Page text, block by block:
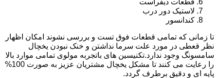
لاستیک دور درب
کندانسور
تا زمانی که تمامی قطعات فوق تست و بررسی نشوند امکان اظهار
نظر قعطی در مورد علت سرما نداشتن و خنک نبودن یخچال
سامسونگ وجود ندارد.تکنیسین های باتجربه مولوی تمامی موارد بالا
را رعایت می کنند تا مشکل یخچال مشتریان عزیز به صورت 100%
پایه ای و دقیق برطرف گردد.